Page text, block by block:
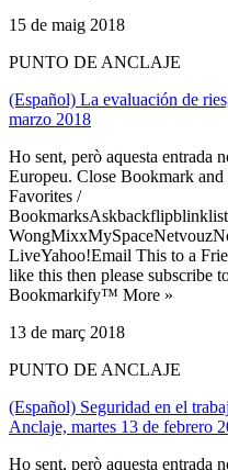
15 de maig 2018
PUNTO DE ANCLAJE
(Español) La evaluación de
marzo 2018
Ho sent, però aquesta entrada
Europeu. Close Bookmark
Favorites /
LiveYahoo!Email This to a
like this then please subscribe
Bookmarkify™ More »
13 de març 2018
PUNTO DE ANCLAJE
(Español) Seguridad en el
Anclaje, martes 13 de febrero
Ho sent, però aquesta entrada